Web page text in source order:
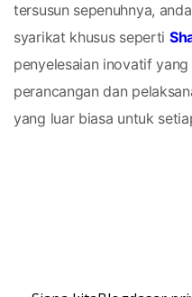
tersusun sepenuhnya,
syarikat khusus seperti
penyelesaian inovatif
perancangan dan
yang luar biasa untuk